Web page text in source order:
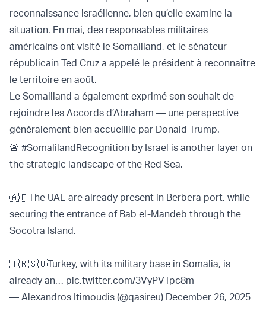
reconnaissance israélienne, bien qu’elle examine la
situation. En mai, des responsables militaires
américains ont visité le Somaliland, et le sénateur
républicain Ted Cruz a appelé le président à reconnaître
le territoire en août.
Le Somaliland a également exprimé son souhait de
rejoindre les Accords d’Abraham — une perspective
généralement bien accueillie par Donald Trump.
🚨 #SomalilandRecognition by Israel is another layer on
the strategic landscape of the Red Sea.
🇦🇪The UAE are already present in Berbera port, while
securing the entrance of Bab el-Mandeb through the
Socotra Island.
🇹🇷🇸🇴Turkey, with its military base in Somalia, is
already an… pic.twitter.com/3VyPVTpc8m
— Alexandros Itimoudis (@qasireu) December 26, 2025